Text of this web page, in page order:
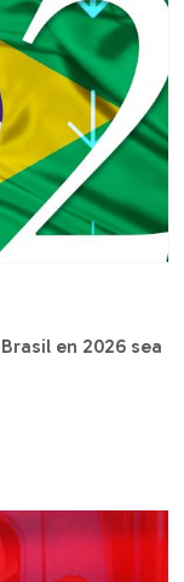
en 2026 sea